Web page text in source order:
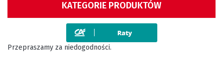
KATEGORIE PRODUKTÓW
Przepraszamy za niedogodności.